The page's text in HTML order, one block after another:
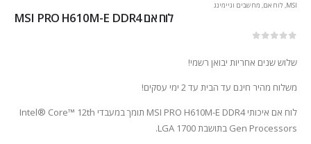
MSI
, לוח אם, מחשבים וגיימינג
לוח אם MSI PRO H610M-E DDR4
שלוש שנים אחריות יבואן רשמי!
משלוח מהיר חינם עד הבית עד 2 ימי עסקים!
לוח אם איכותי MSI PRO H610M-E DDR4 תומך במעבדי Intel® Core™ 12th
Gen Processors בתושבת LGA 1700.